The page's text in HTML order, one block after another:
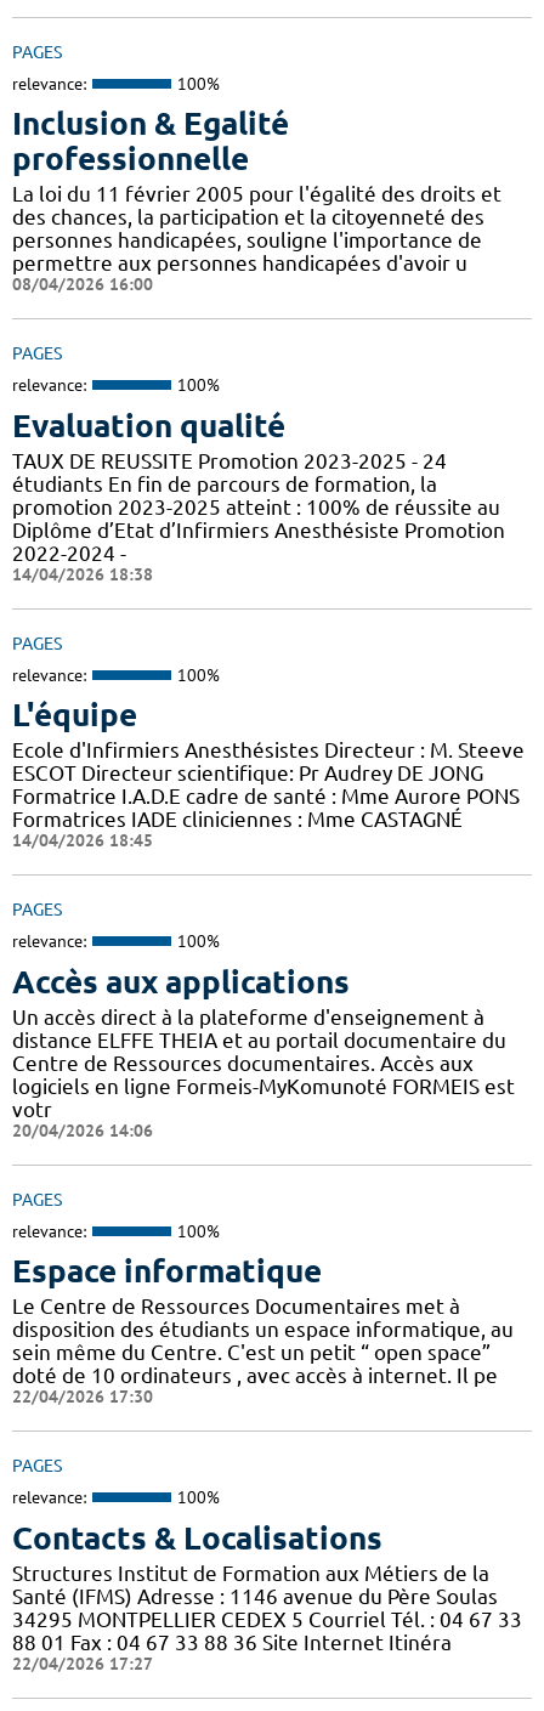
PAGES
relevance: 100%
Inclusion & Egalité
professionnelle
La loi du 11 février 2005 pour l'égalité des droits et
des chances, la participation et la citoyenneté des
personnes handicapées, souligne l'importance de
permettre aux personnes handicapées d'avoir u
08/04/2026 16:00
PAGES
relevance: 100%
Evaluation qualité
TAUX DE REUSSITE Promotion 2023-2025 - 24
étudiants En fin de parcours de formation, la
promotion 2023-2025 atteint : 100% de réussite au
Diplôme d’Etat d’Infirmiers Anesthésiste Promotion
2022-2024 -
14/04/2026 18:38
PAGES
relevance: 100%
L'équipe
Ecole d'Infirmiers Anesthésistes Directeur : M. Steeve
ESCOT Directeur scientifique: Pr Audrey DE JONG
Formatrice I.A.D.E cadre de santé : Mme Aurore PONS
Formatrices IADE cliniciennes : Mme CASTAGNÉ
14/04/2026 18:45
PAGES
relevance: 100%
Accès aux applications
Un accès direct à la plateforme d'enseignement à
distance ELFFE THEIA et au portail documentaire du
Centre de Ressources documentaires. Accès aux
logiciels en ligne Formeis-MyKomunoté FORMEIS est
votr
20/04/2026 14:06
PAGES
relevance: 100%
Espace informatique
Le Centre de Ressources Documentaires met à
disposition des étudiants un espace informatique, au
sein même du Centre. C'est un petit “ open space”
doté de 10 ordinateurs , avec accès à internet. Il pe
22/04/2026 17:30
PAGES
relevance: 100%
Contacts & Localisations
Structures Institut de Formation aux Métiers de la
Santé (IFMS) Adresse : 1146 avenue du Père Soulas
34295 MONTPELLIER CEDEX 5 Courriel Tél. : 04 67 33
88 01 Fax : 04 67 33 88 36 Site Internet Itinéra
22/04/2026 17:27